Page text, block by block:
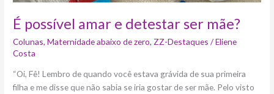
É possível amar e detestar ser mãe?
Colunas,Maternidade abaixo de zero, ZZ-Destaques /Eliene
Costa
“Oi, Fê! Lembro de quando você estava grávida de sua primeira
filha e me disse que não sabia se iria gostar de ser mãe. Pelo visto